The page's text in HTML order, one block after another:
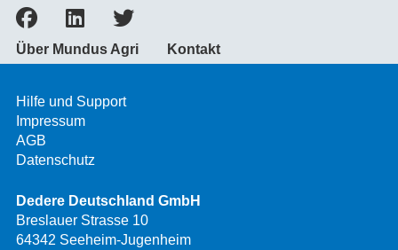
Über Mundus Agri Kontakt
Hilfe und Support
Impressum
AGB
Datenschutz
Dedere Deutschland GmbH
Breslauer Strasse 10
64342 Seeheim-Jugenheim